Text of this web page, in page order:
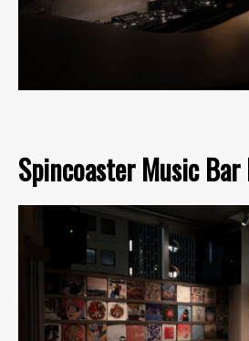
Spincoaster Music Bar